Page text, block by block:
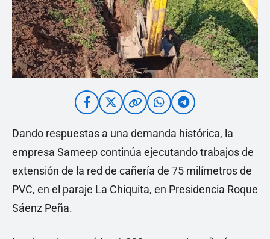
Dando respuestas a una demanda histórica, la
empresa Sameep continúa ejecutando trabajos de
extensión de la red de cañería de 75 milímetros de
PVC, en el paraje La Chiquita, en Presidencia Roque
Sáenz Peña.